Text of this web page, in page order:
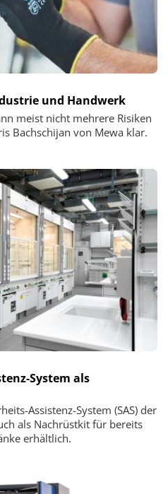
und Handwerk
meist nicht mehrere Risiken
Bachschijan von Mewa klar.
System als
Assistenz-System (SAS) der
als Nachrüstkit für bereits
erhältlich.